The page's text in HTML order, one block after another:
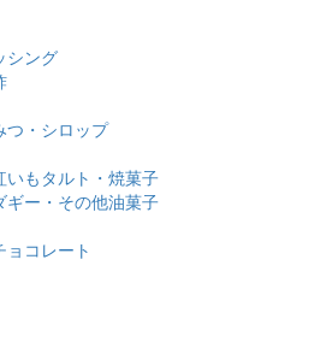
シング
つ・シロップ
いもタルト・焼菓子
ギー・その他油菓子
コレート